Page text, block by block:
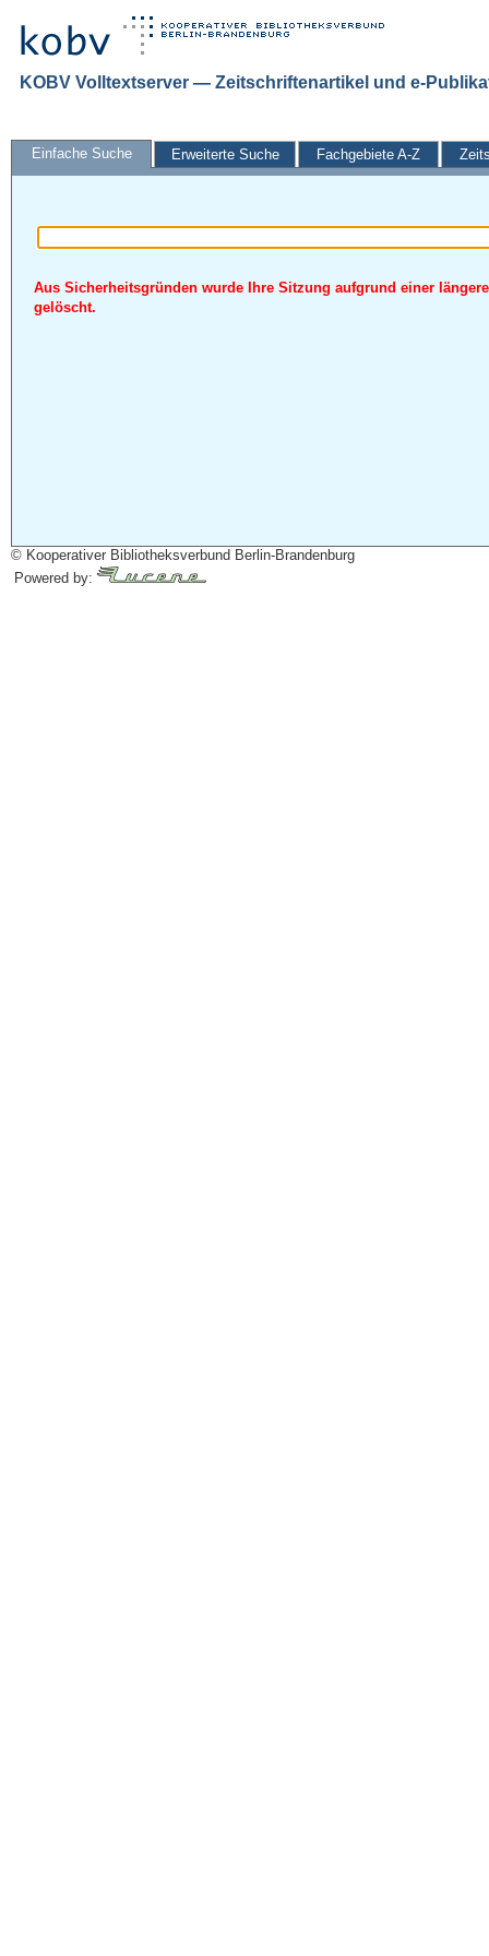
KOBV Volltextserver — Zeitschriftenartikel und e-
Einfache Suche Erweiterte Suche Fachgebiete A-Z
Aus Sicherheitsgründen wurde Ihre Sitzung aufgrund einer
gelöscht.
© Kooperativer Bibliotheksverbund Berlin-Brandenburg
Powered by: